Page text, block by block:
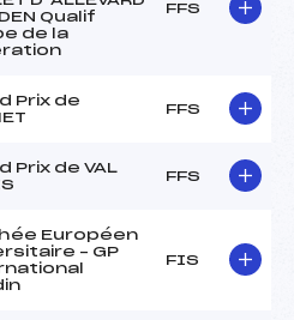
Qualif
de la
FFS
Prix de
FFS
Prix de VAL
FFS
Européen
– GP
FIS